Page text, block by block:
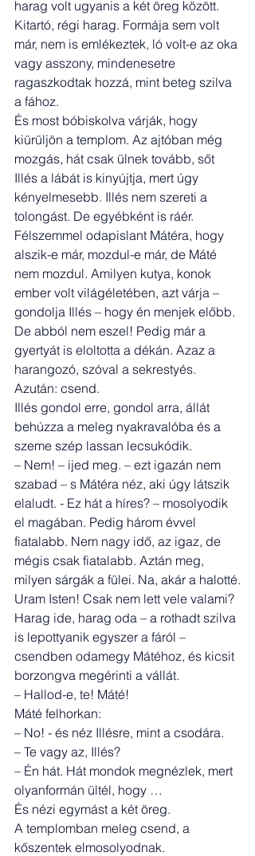
harag volt ugyanis a két öreg között.
Kitartó, régi harag. Formája sem volt
már, nem is emlékeztek, ló volt-e az oka
vagy asszony, mindenesetre
ragaszkodtak hozzá, mint beteg szilva
a fához.
És most bóbiskolva várják, hogy
kiürüljön a templom. Az ajtóban még
mozgás, hát csak ülnek tovább, sőt
Illés a lábát is kinyújtja, mert úgy
kényelmesebb. Illés nem szereti a
tolongást. De egyébként is ráér.
Félszemmel odapislant Mátéra, hogy
alszik-e már, mozdul-e már, de Máté
nem mozdul. Amilyen kutya, konok
ember volt világéletében, azt várja –
gondolja Illés – hogy én menjek előbb.
De abból nem eszel! Pedig már a
gyertyát is eloltotta a dékán. Azaz a
harangozó, szóval a sekrestyés.
Azután: csend.
Illés gondol erre, gondol arra, állát
behúzza a meleg nyakravalóba és a
szeme szép lassan lecsukódik.
– Nem! – ijed meg. – ezt igazán nem
szabad – s Mátéra néz, aki úgy látszik
elaludt. - Ez hát a híres? – mosolyodik
el magában. Pedig három évvel
fiatalabb. Nem nagy idő, az igaz, de
mégis csak fiatalabb. Aztán meg,
milyen sárgák a fülei. Na, akár a halotté.
Uram Isten! Csak nem lett vele valami?
Harag ide, harag oda – a rothadt szilva
is lepottyanik egyszer a fáról –
csendben odamegy Mátéhoz, és kicsit
borzongva megérinti a vállát.
– Hallod-e, te! Máté!
Máté felhorkan:
– No! - és néz Illésre, mint a csodára.
– Te vagy az, Illés?
– Én hát. Hát mondok megnézlek, mert
olyanformán ültél, hogy …
És nézi egymást a két öreg.
A templomban meleg csend, a
kőszentek elmosolyodnak.